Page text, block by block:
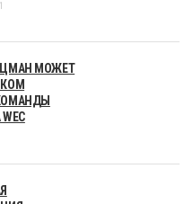
МОЖЕТ
WEC